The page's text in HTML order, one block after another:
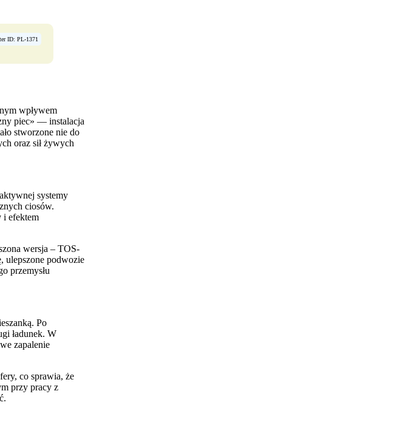
ID: PL-1371
wpływem
piec» — instalacja
stworzone nie do
oraz sił żywych
systemy
ciosów.
i efektem
wersja – TOS-
ulepszone podwozie
przemysłu
Po
ładunek. W
zapalenie
co sprawia, że
przy pracy z